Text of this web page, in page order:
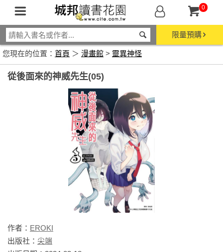
0
限量預購
您現在的位置： 首頁 ＞ 漫畫館 > 靈異神怪
從後面來的神威先生(05)
作者： EROKI
出版社： 尖端